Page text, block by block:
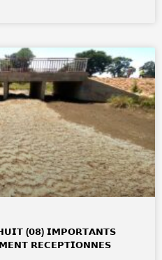
(𝟬𝟴) 𝗜𝗠𝗣𝗢𝗥𝗧𝗔𝗡𝗧𝗦
𝗥𝗘𝗖𝗘𝗣𝗧𝗜𝗢𝗡𝗡𝗘𝗦